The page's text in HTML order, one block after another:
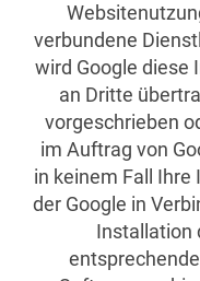
verbundene
wird Google diese
an Dritte
vorgeschrieben
im Auftrag von
in keinem Fall Ihre
der Google in
Installation